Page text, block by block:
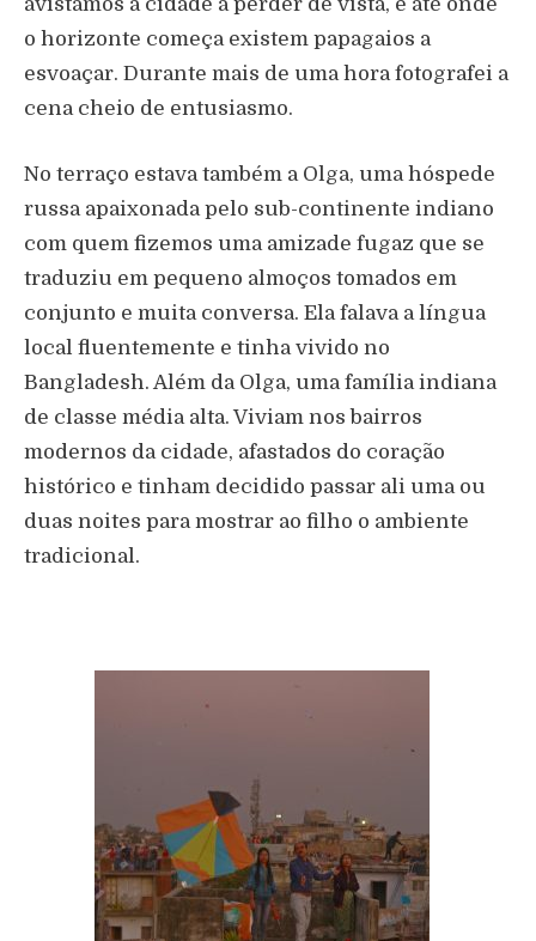
avistamos a cidade a perder de vista, e até onde
o horizonte começa existem papagaios a
esvoaçar. Durante mais de uma hora fotografei a
cena cheio de entusiasmo.
No terraço estava também a Olga, uma hóspede
russa apaixonada pelo sub-continente indiano
com quem fizemos uma amizade fugaz que se
traduziu em pequeno almoços tomados em
conjunto e muita conversa. Ela falava a língua
local fluentemente e tinha vivido no
Bangladesh. Além da Olga, uma família indiana
de classe média alta. Viviam nos bairros
modernos da cidade, afastados do coração
histórico e tinham decidido passar ali uma ou
duas noites para mostrar ao filho o ambiente
tradicional.